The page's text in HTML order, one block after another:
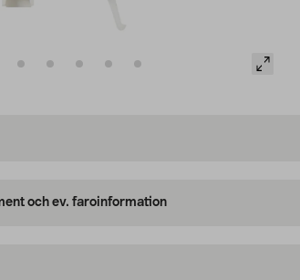
och ev. faroinformation